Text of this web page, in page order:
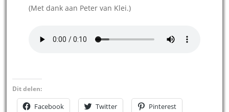
(Met dank aan Peter van Klei.)
Dit delen:
Facebook Twitter Pinterest